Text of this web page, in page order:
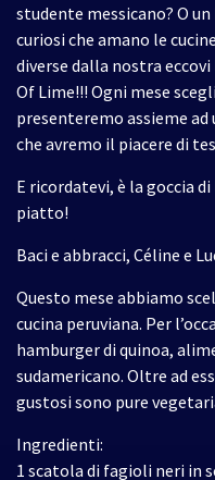
studente messicano? O
curiosi che amano le
diverse dalla nostra
Of Lime!!! Ogni mese
presenteremo assieme
che avremo il piacere di
E ricordatevi, è la goccia
piatto!
Baci e abbracci, Céline e
Questo mese abbiamo
cucina peruviana. Per
hamburger di quinoa,
sudamericano. Oltre ad
gustosi sono pure
Ingredienti:
1 scatola di fagioli neri in